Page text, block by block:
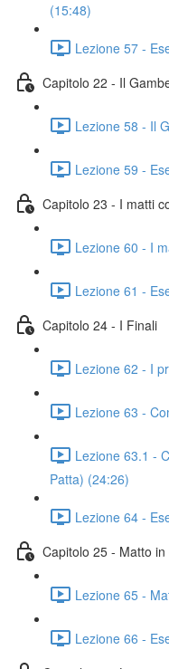
(15:48)
Lezione 57 -
Capitolo 22 - Il
Lezione 58 - Il
Lezione 59 -
Capitolo 23 - I matti
Lezione 60 - I
Lezione 61 -
Capitolo 24 - I Finali
Lezione 62 - I
Lezione 63 -
Lezione 63.1 -
Patta) (24:26)
Lezione 64 -
Capitolo 25 - Matto in
Lezione 65 -
Lezione 66 -